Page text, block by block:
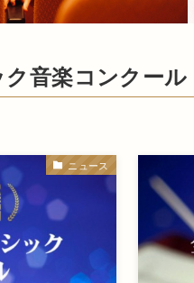
音楽コンクール
ニュース